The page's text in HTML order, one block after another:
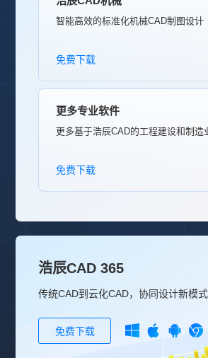
智能高效的标准化机械CAD制图设计
免费下载
更多专业软件
更多基于浩辰CAD的工程建设和制造
免费下载
浩辰CAD 365
传统CAD到云化CAD，协同设计新模式
免费下载